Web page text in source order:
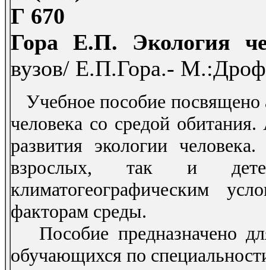
Г 670
Гора Е.П. Экология
вузов/ Е.П.Гора.-
Учебное пособие посвящено
человека со средой
развития экологии
взрослых, так и
климатогеографическим
факторам среды.
Пособие предназначено
обучающихся по